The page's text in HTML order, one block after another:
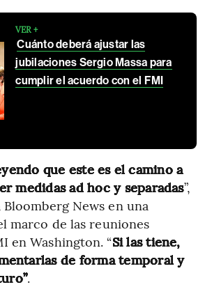
VER +
Cuánto deberá ajustar las
jubilaciones Sergio Massa para
cumplir el acuerdo con el FMI
que este es el camino a
medidas ad hoc y separadas”,
News en una
marco de las reuniones
en Washington. “Si las tiene,
de forma temporal y
.